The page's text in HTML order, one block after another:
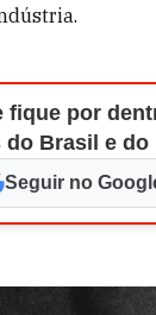
fique por
do Brasil e do
Seguir no